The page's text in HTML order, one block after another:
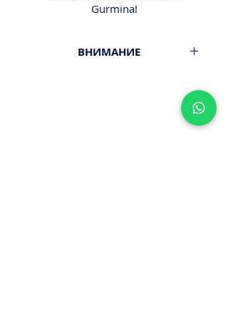
Gurmina!
ВНИМАНИЕ
Минимальный заказ от 300ш.
Стоимость доставки - 29,9-